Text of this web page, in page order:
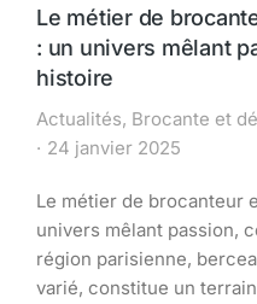
Le métier de
: un univers mêlant
histoire
Actualités, Brocante et
24 janvier 2025
Le métier de brocanteur
univers mêlant passion,
région parisienne,
varié, constitue un